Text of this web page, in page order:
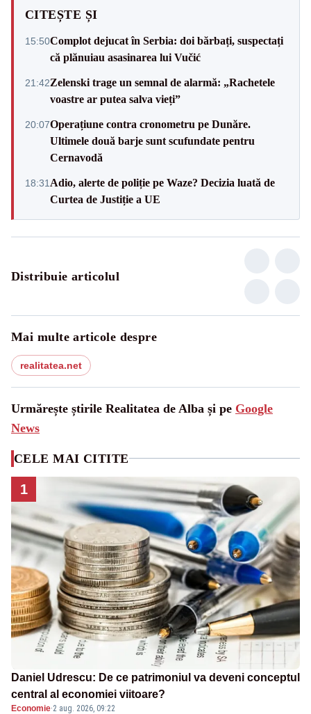
CITEȘTE ȘI
15:50Complot dejucat în Serbia: doi bărbați, suspectați
că plănuiau asasinarea lui Vučić
21:42Zelenski trage un semnal de alarmă: „Rachetele
voastre ar putea salva vieți”
20:07Operațiune contra cronometru pe Dunăre.
Ultimele două barje sunt scufundate pentru
Cernavodă
18:31 Adio, alerte de poliție pe Waze? Decizia luată de
Curtea de Justiție a UE
Distribuie articolul
Mai multe articole despre
realitatea.net
Urmărește știrile Realitatea de Alba și pe Google
News
CELE MAI CITITE
1
Daniel Udrescu: De ce patrimoniul va deveni conceptul
central al economiei viitoare?
Economie·2 aug. 2026, 09:22